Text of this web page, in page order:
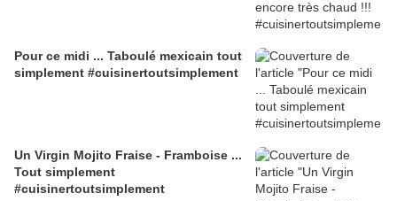
Pour ce midi ... Taboulé mexicain tout
simplement #cuisinertoutsimplement
Un Virgin Mojito Fraise - Framboise ...
Tout simplement
#cuisinertoutsimplement